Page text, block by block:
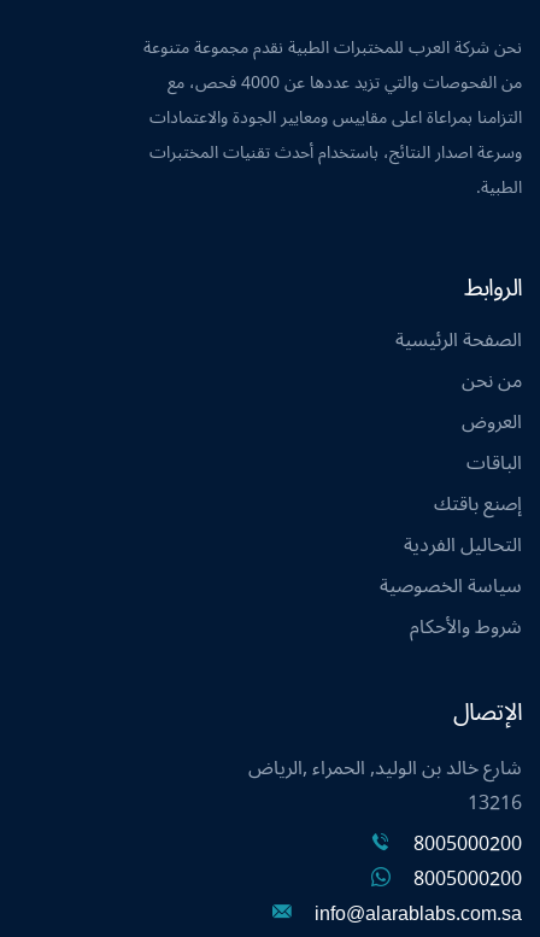
نحن شركة العرب للمختبرات الطبية نقدم مجموعة متنوعة
من الفحوصات والتي تزيد عددها عن 4000 فحص، مع
التزامنا بمراعاة اعلى مقاييس ومعايير الجودة والاعتمادات
وسرعة اصدار النتائج، باستخدام أحدث تقنيات المختبرات
الطبية.
الروابط
الصفحة الرئيسية
من نحن
العروض
الباقات
إصنع باقتك
التحاليل الفردية
سياسة الخصوصية
شروط والأحكام
الإتصال
شارع خالد بن الوليد, الحمراء ,الرياض
13216
8005000200
8005000200
info@alarablabs.com.sa